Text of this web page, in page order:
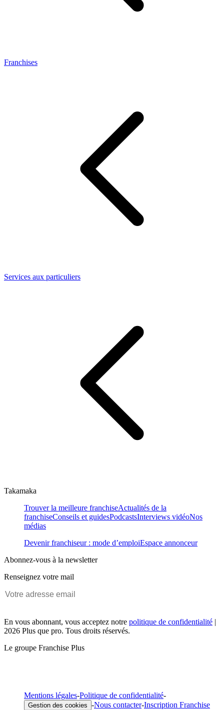
Franchises
Services aux particuliers
Takamaka
Trouver la meilleure franchiseActualités de la
franchiseConseils et guidesPodcastsInterviews vidéoNos
médias
Devenir franchiseur : mode d’emploiEspace annonceur
Abonnez-vous à la newsletter
Renseignez votre mail
En vous abonnant, vous acceptez notre politique de confidentialité |
2026 Plus que pro. Tous droits réservés.
Le groupe Franchise Plus
Mentions légales-Politique de confidentialité-
Gestion des cookies -Nous contacter-Inscription Franchise